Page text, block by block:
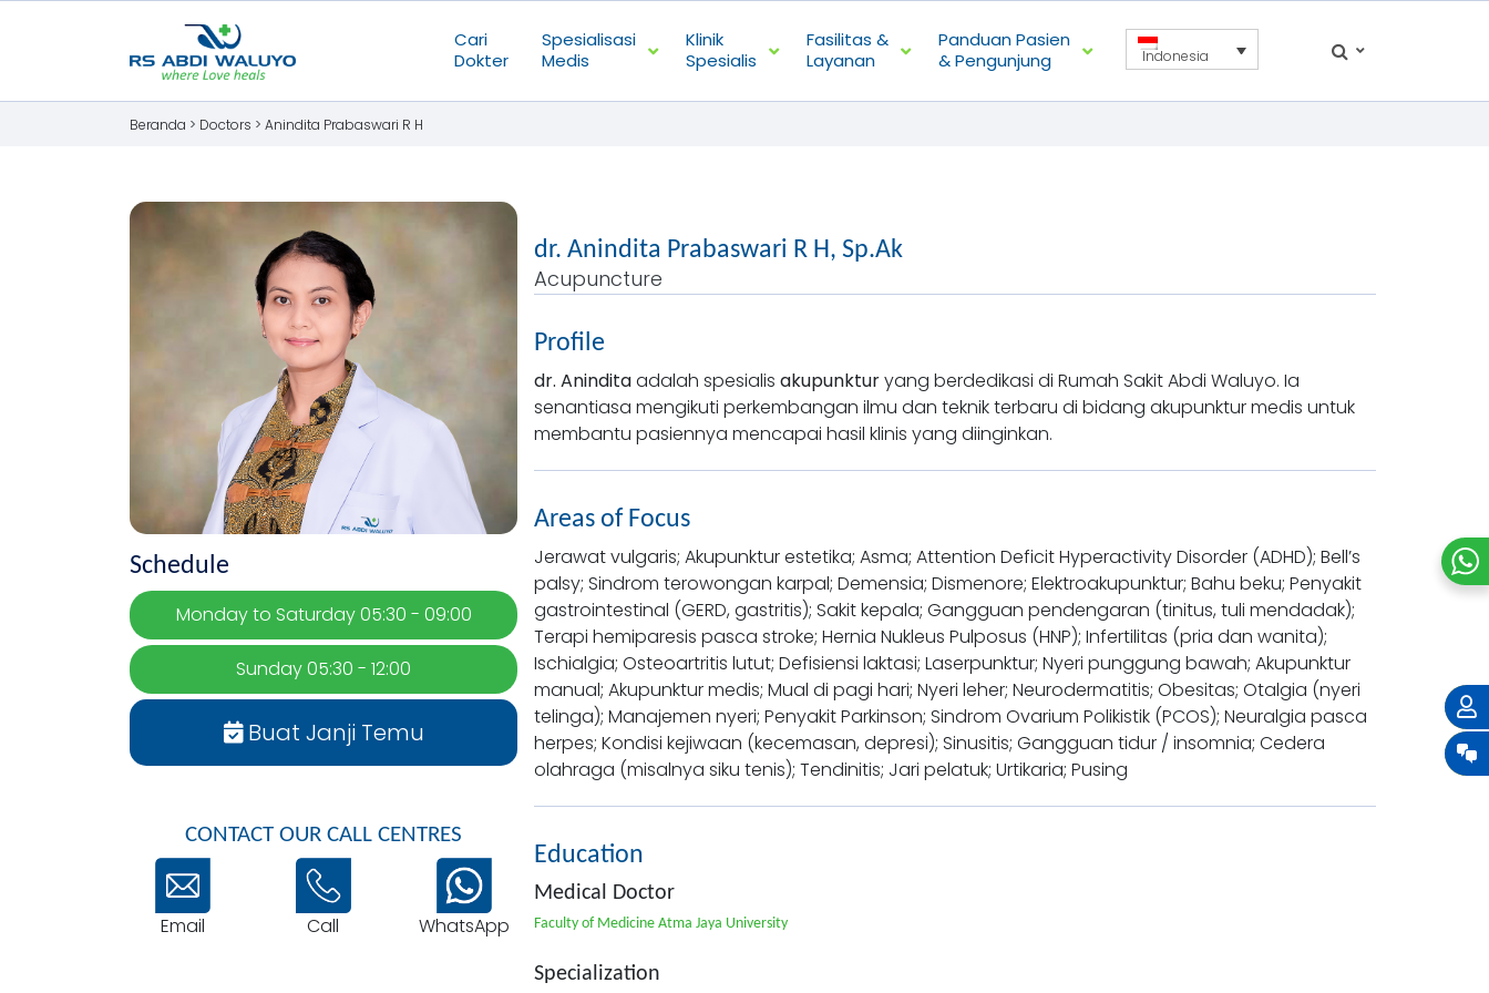
Cari
Dokter
Spesialisasi
Medis
Klinik
Spesialis
Fasilitas &
Layanan
Panduan Pasien
& Pengunjung
Indonesia
Beranda > Doctors > Anindita Prabaswari R H
Schedule
Monday to Saturday 05:30 - 09:00
Sunday 05:30 - 12:00
Buat Janji Temu
CONTACT OUR CALL CENTRES
Email Call WhatsApp
dr. Anindita Prabaswari R H, Sp.Ak
Acupuncture
Profile
dr. Aninditaadalah spesialis akupunkturyang berdedikasi di Rumah Sakit Abdi Waluyo. Ia
senantiasa mengikuti perkembangan ilmu dan teknik terbaru di bidang akupunktur medis untuk
membantu pasiennya mencapai hasil klinis yang diinginkan.
Areas of Focus
Jerawat vulgaris; Akupunktur estetika; Asma; Attention Deficit Hyperactivity Disorder (ADHD); Bell’s
palsy; Sindrom terowongan karpal; Demensia; Dismenore; Elektroakupunktur; Bahu beku; Penyakit
gastrointestinal (GERD, gastritis); Sakit kepala; Gangguan pendengaran (tinitus, tuli mendadak);
Terapi hemiparesis pasca stroke; Hernia Nukleus Pulposus (HNP); Infertilitas (pria dan wanita);
Ischialgia; Osteoartritis lutut; Defisiensi laktasi; Laserpunktur; Nyeri punggung bawah; Akupunktur
manual; Akupunktur medis; Mual di pagi hari; Nyeri leher; Neurodermatitis; Obesitas; Otalgia (nyeri
telinga); Manajemen nyeri; Penyakit Parkinson; Sindrom Ovarium Polikistik (PCOS); Neuralgia pasca
herpes; Kondisi kejiwaan (kecemasan, depresi); Sinusitis; Gangguan tidur / insomnia; Cedera
olahraga (misalnya siku tenis); Tendinitis; Jari pelatuk; Urtikaria; Pusing
Education
Medical Doctor
Faculty of Medicine Atma Jaya University
Specialization